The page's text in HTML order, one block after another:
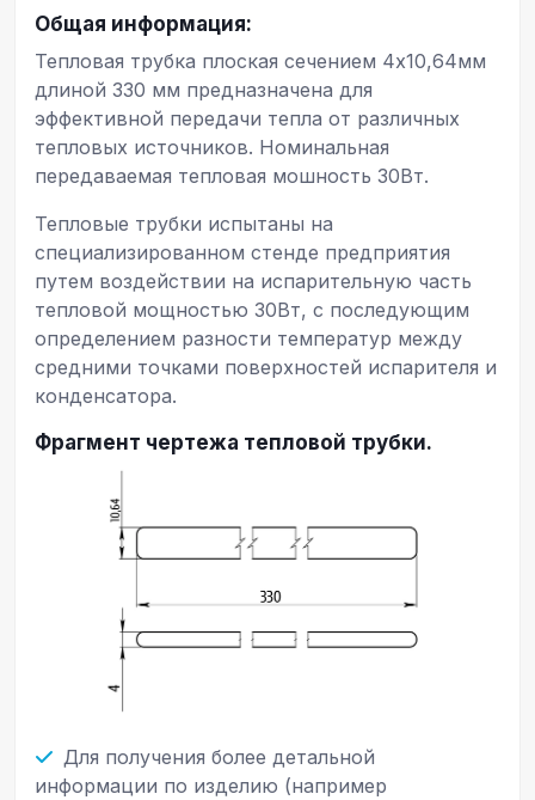
Общая информация:
Тепловая трубка плоская сечением 4x10,64мм
длиной 330 мм предназначена для
эффективной передачи тепла от различных
тепловых источников. Номинальная
передаваемая тепловая мошность 30Вт.
Тепловые трубки испытаны на
специализированном стенде предприятия
путем воздействии на испарительную часть
тепловой мощностью 30Вт, с последующим
определением разности температур между
средними точками поверхностей испарителя и
конденсатора.
Фрагмент чертежа тепловой трубки.
Для получения более детальной
информации по изделию (например